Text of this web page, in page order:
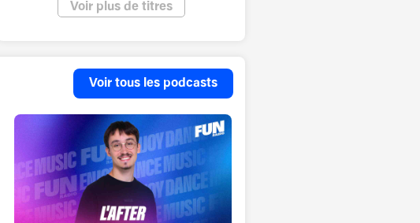
Voir plus de titres
Voir tous les podcasts